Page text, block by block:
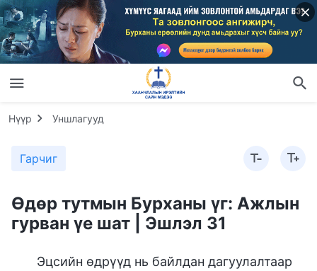
Нүүр Уншлагууд
Гарчиг
Өдөр тутмын Бурханы үг: Ажлын
гурван үе шат | Эшлэл 31
Эцсийн өдрүүд нь байлдан дагуулалтаар